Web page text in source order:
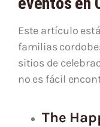
Este artículo
familias
sitios de
no es fácil
The